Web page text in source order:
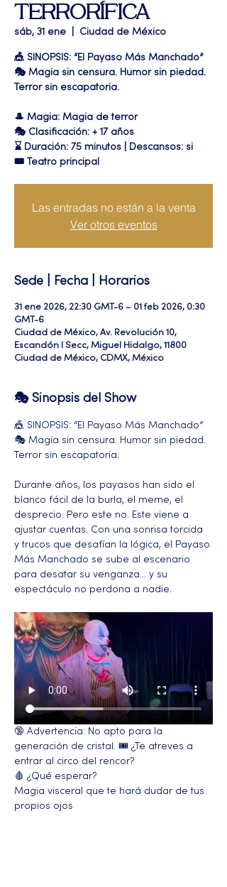
TERRORÍFICA
sáb, 31 ene Ciudad de México
🎪 SINOPSIS: “El Payaso Más Manchado”
🎭 Magia sin censura. Humor sin piedad.
Terror sin escapatoria.
🎩 Magia: Magia de terror
🎭 Clasificación: + 17 años
⌛ Duración: 75 minutos | Descansos: si
🎟 Teatro principal
Las entradas no están a la venta
Ver otros eventos
Sede | Fecha | Horarios
31 ene 2026, 22:30 GMT-6 – 01 feb 2026, 0:30
GMT-6
Ciudad de México, Av. Revolución 10,
Escandón I Secc, Miguel Hidalgo, 11800
Ciudad de México, CDMX, México
🎭 Sinopsis del Show
🎪 SINOPSIS: “El Payaso Más Manchado”
🎭 Magia sin censura. Humor sin piedad.
Terror sin escapatoria.
Durante años, los payasos han sido el
blanco fácil de la burla, el meme, el
desprecio. Pero este no. Este viene a
ajustar cuentas. Con una sonrisa torcida
y trucos que desafían la lógica, el Payaso
Más Manchado se sube al escenario
para desatar su venganza… y su
espectáculo no perdona a nadie.
🔞 Advertencia: No apto para la
generación de cristal. 🎟️ ¿Te atreves a
entrar al circo del rencor?
🩸 ¿Qué esperar?
Magia visceral que te hará dudar de tus
propios ojos